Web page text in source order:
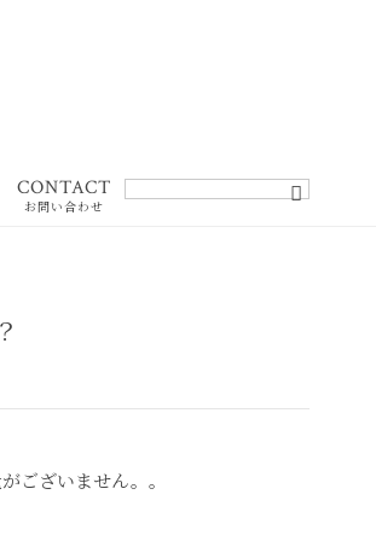
CONTACT
お問い合わせ
ございません。。